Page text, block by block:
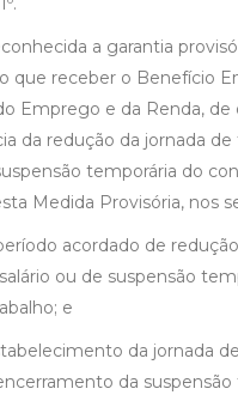
a garantia
que receber o Benefício
Emprego e da Renda, de
da redução da jornada de
temporária do
Medida Provisória, nos
acordado de
ou de suspensão
e
da jornada
da